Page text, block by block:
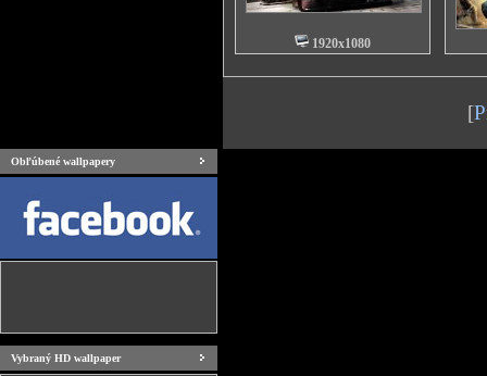
1920x1080
[
Obľúbené wallpapery
Vybraný HD wallpaper